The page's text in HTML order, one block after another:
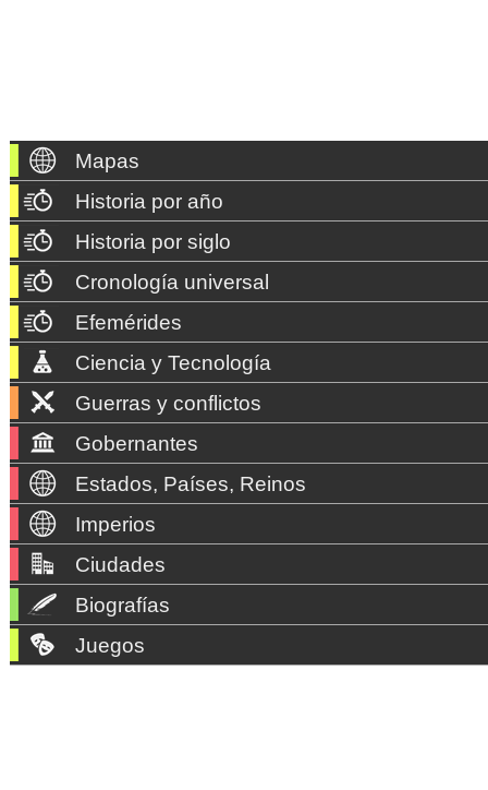
Mapas
Historia por año
Historia por siglo
Cronología universal
Efemérides
Ciencia y Tecnología
Guerras y conflictos
Gobernantes
Estados, Países, Reinos
Imperios
Ciudades
Biografías
Juegos